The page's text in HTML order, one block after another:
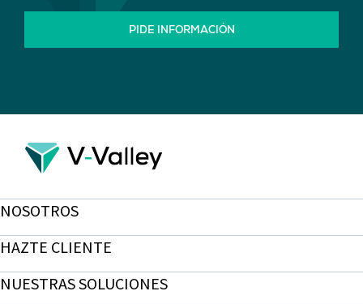
PIDE INFORMACIÓN
NOSOTROS
HAZTE CLIENTE
NUESTRAS SOLUCIONES